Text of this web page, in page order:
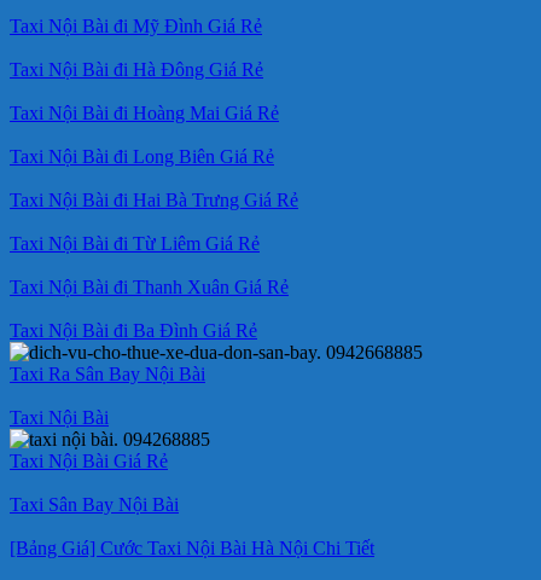
Taxi Nội Bài đi Mỹ Đình Giá Rẻ
Taxi Nội Bài đi Hà Đông Giá Rẻ
Taxi Nội Bài đi Hoàng Mai Giá Rẻ
Taxi Nội Bài đi Long Biên Giá Rẻ
Taxi Nội Bài đi Hai Bà Trưng Giá Rẻ
Taxi Nội Bài đi Từ Liêm Giá Rẻ
Taxi Nội Bài đi Thanh Xuân Giá Rẻ
Taxi Nội Bài đi Ba Đình Giá Rẻ
Taxi Ra Sân Bay Nội Bài
Taxi Nội Bài
Taxi Nội Bài Giá Rẻ
Taxi Sân Bay Nội Bài
[Bảng Giá] Cước Taxi Nội Bài Hà Nội Chi Tiết